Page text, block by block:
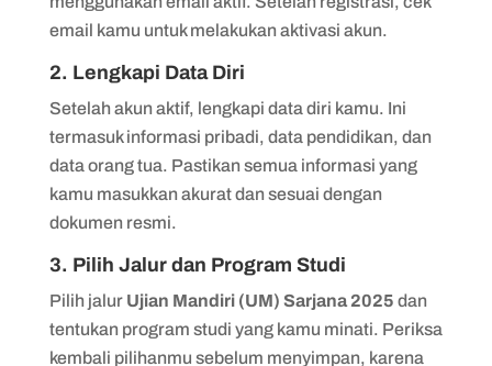
email kamu untuk melakukan aktivasi akun.
2. Lengkapi Data Diri
Setelah akun aktif, lengkapi data diri kamu. Ini
termasuk informasi pribadi, data pendidikan, dan
data orang tua. Pastikan semua informasi yang
kamu masukkan akurat dan sesuai dengan
dokumen resmi.
3. Pilih Jalur dan Program Studi
Pilih jalur Ujian Mandiri (UM) Sarjana 2025 dan
tentukan program studi yang kamu minati. Periksa
kembali pilihanmu sebelum menyimpan, karena